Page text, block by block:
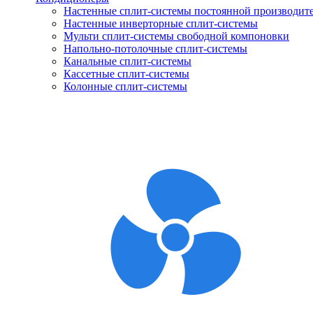
Настенные сплит-системы постоянной
Настенные инверторные сплит-системы
Мульти сплит-системы свободной компоновки
Напольно-потолочные сплит-системы
Канальные сплит-системы
Кассетные сплит-системы
Колонные сплит-системы